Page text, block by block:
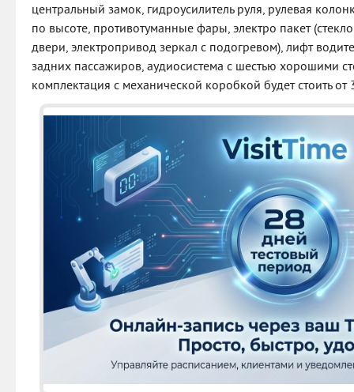
центральный замок, гидроусилитель руля, рулевая
по высоте, противотуманные фары, электро пакет
двери, электропривод зеркал с подогревом), лифт
задних пассажиров, аудиосистема с шестью хорошими
комплектация с механической коробкой будет стоить от